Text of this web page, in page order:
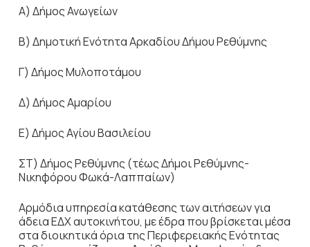
Α) Δήμος Ανωγείων
Β) Δημοτική Ενότητα Αρκαδίου Δήμου Ρεθύμνης
Γ) Δήμος Μυλοποτάμου
Δ) Δήμος Αμαρίου
Ε) Δήμος Αγίου Βασιλείου
ΣΤ) Δήμος Ρεθύμνης (τέως Δήμοι Ρεθύμνης-
Νικηφόρου Φωκά-Λαππαίων)
Αρμόδια υπηρεσία κατάθεσης των αιτήσεων για
άδεια ΕΔΧ αυτοκινήτου, με έδρα που βρίσκεται μέσα
στα διοικητικά όρια της Περιφερειακής Ενότητας